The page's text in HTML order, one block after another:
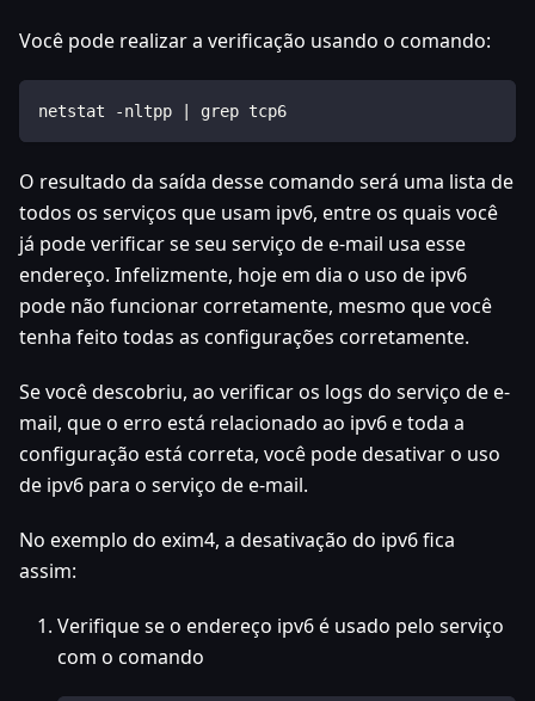
Você pode realizar a verificação usando o comando:
netstat -nltpp | grep tcp6
O resultado da saída desse comando será uma lista de
todos os serviços que usam ipv6, entre os quais você
já pode verificar se seu serviço de e-mail usa esse
endereço. Infelizmente, hoje em dia o uso de ipv6
pode não funcionar corretamente, mesmo que você
tenha feito todas as configurações corretamente.
Se você descobriu, ao verificar os logs do serviço de e-
mail, que o erro está relacionado ao ipv6 e toda a
configuração está correta, você pode desativar o uso
de ipv6 para o serviço de e-mail.
No exemplo do exim4, a desativação do ipv6 fica
assim:
Verifique se o endereço ipv6 é usado pelo serviço
com o comando